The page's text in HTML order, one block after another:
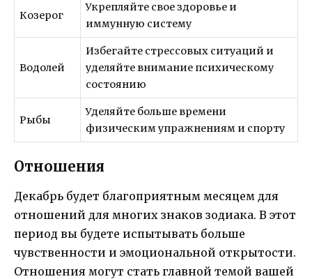
Козерог
Укрепляйте свое здоровье и
иммунную систему
Водолей
Избегайте стрессовых ситуаций и
уделяйте внимание психическому
состоянию
Рыбы
Уделяйте больше времени
физическим упражнениям и спорту
Отношения
Декабрь будет благоприятным месяцем для
отношений для многих знаков зодиака. В этот
период вы будете испытывать больше
чувственности и эмоциональной открытости.
Отношения могут стать главной темой вашей